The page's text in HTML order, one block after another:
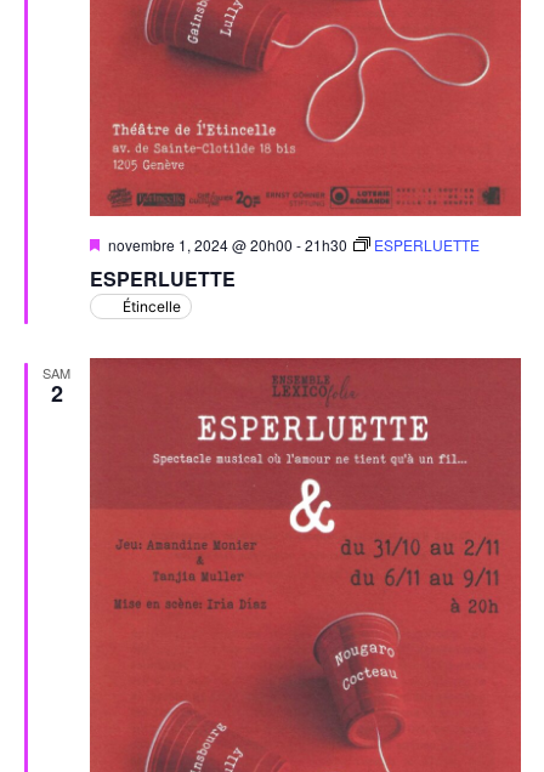
ESPERLUETTE
Mis
avant
novembre 1, 2024 @ 20h00 -21h30 ESPERLUETTE
Étincelle
SAM
2